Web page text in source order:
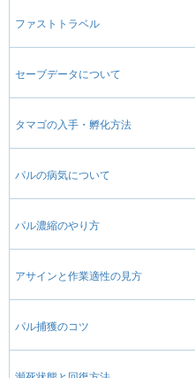
ファストトラベル
セーブデータについて
タマゴの入手・孵化方法
パルの病気について
パル濃縮のやり方
アサインと作業適性の見方
パル捕獲のコツ